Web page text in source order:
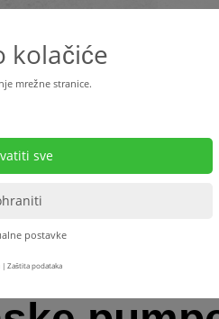
+385
Servis
kolačiće
mrežne stranice.
postavke
| Zaštita podataka